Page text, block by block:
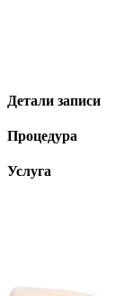
Детали записи
Процедура
Услуга